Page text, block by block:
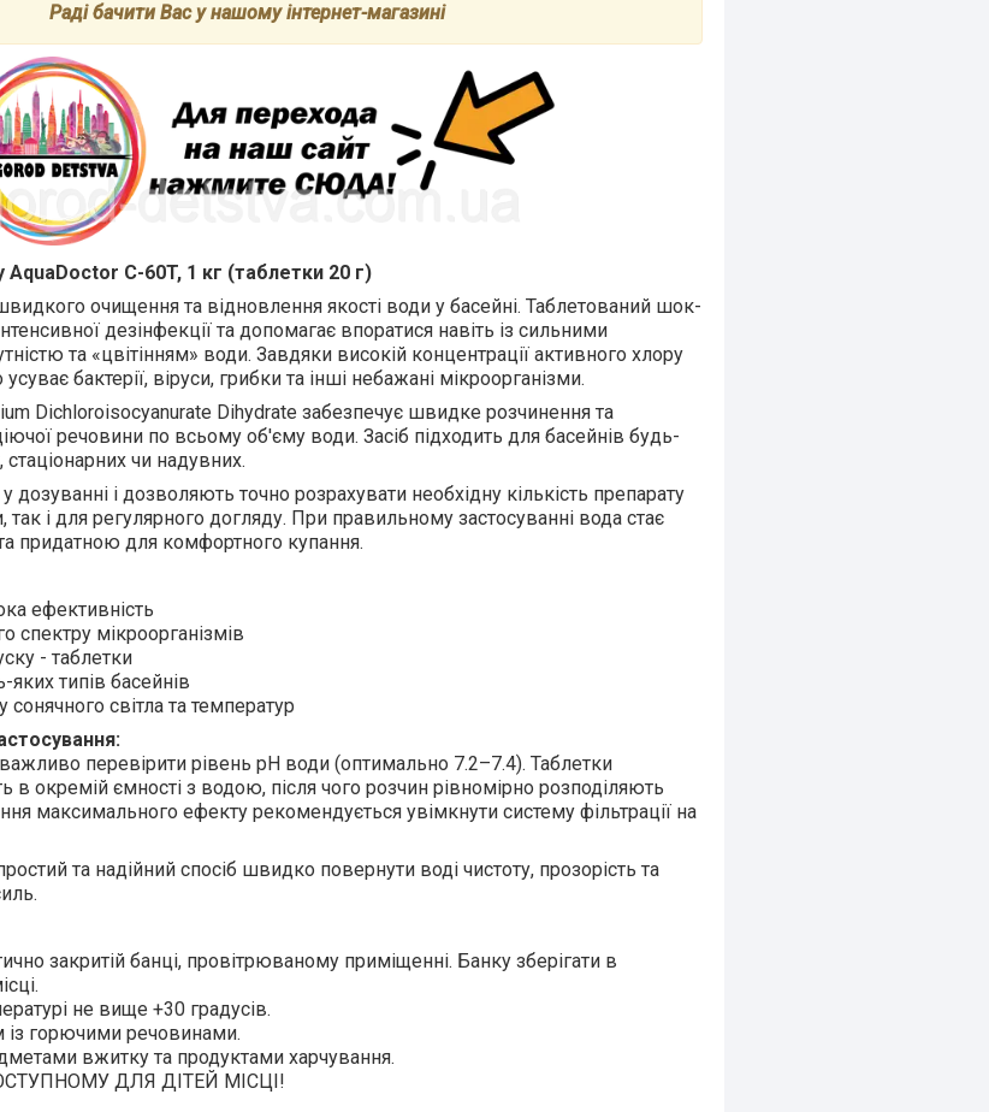
Раді бачити Вас у нашому інтернет-магазині
C-60T, 1 кг (таблетки 20 г)
очищення та відновлення якості води у басейні. Таблетований шок-
дезінфекції та допомагає впоратися навіть із сильними
та «цвітінням» води. Завдяки високій концентрації активного хлору
бактерії, віруси, грибки та інші небажані мікроорганізми.
Dichloroisocyanurate Dihydrate забезпечує швидке розчинення та
речовини по всьому об'єму води. Засіб підходить для басейнів будь-
чи надувних.
дозуванні і дозволяють точно розрахувати необхідну кількість препарату
так і для регулярного догляду. При правильному застосуванні вода стає
придатною для комфортного купання.
ефективність
спектру мікроорганізмів
- таблетки
яких типів басейнів
сонячного світла та температур
перевірити рівень рН води (оптимально 7.2–7.4). Таблетки
в окремій ємності з водою, після чого розчин рівномірно розподіляють
максимального ефекту рекомендується увімкнути систему фільтрації на
та надійний спосіб швидко повернути воді чистоту, прозорість та
закритій банці, провітрюваному приміщенні. Банку зберігати в
не вище +30 градусів.
із горючими речовинами.
вжитку та продуктами харчування.
ДЛЯ ДІТЕЙ МІСЦІ!